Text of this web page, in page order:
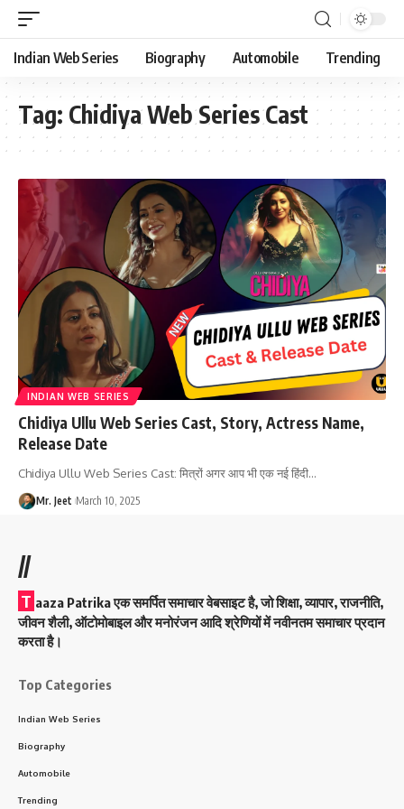
Indian Web Series Biography Automobile Trending
Tag: Chidiya Web Series Cast
INDIAN WEB SERIES
Chidiya Ullu Web Series Cast, Story, Actress Name,
Release Date
Chidiya Ullu Web Series Cast: मित्रों अगर आप भी एक नई हिंदी…
Mr. Jeet March 10, 2025
//
T aaza Patrika एक समर्पित समाचार वेबसाइट है, जो शिक्षा, व्यापार, राजनीति,
जीवन शैली, ऑटोमोबाइल और मनोरंजन आदि श्रेणियों में नवीनतम समाचार प्रदान
करता है।
Top Categories
Indian Web Series
Biography
Automobile
Trending